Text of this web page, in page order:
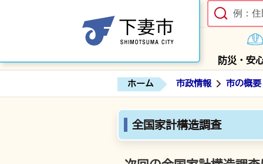
防災・安
ホーム 市政情報 市の概要
全国家計構造調査